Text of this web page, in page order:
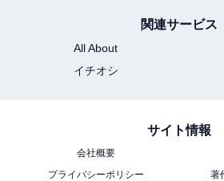
関連サービス
All About
イチオシ
サイト情報
会社概要
プライバシーポリシー
著